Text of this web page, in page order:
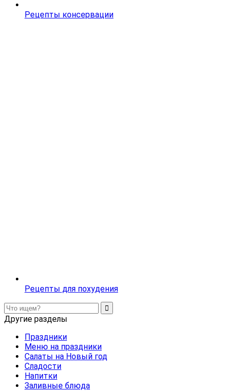
Рецепты консервации
Рецепты для похудения
Другие разделы
Праздники
Меню на праздники
Салаты на Новый год
Сладости
Напитки
Заливные блюда